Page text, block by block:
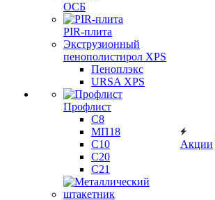
ОСБ
PIR-плита
Экструзионный
пенополистирол XPS
Пеноплэкс
URSA XPS
Профлист
С8
МП18
С10
С20
С21
Акции